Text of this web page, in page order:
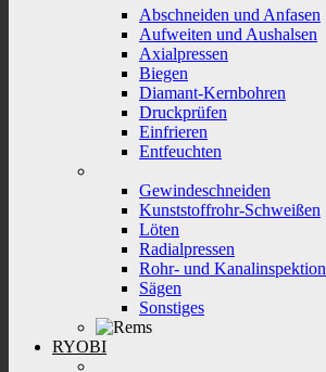
Abschneiden und Anfasen
Aufweiten und Aushalsen
Axialpressen
Biegen
Diamant-Kernbohren
Druckprüfen
Einfrieren
Entfeuchten
Gewindeschneiden
Kunststoffrohr-Schweißen
Löten
Radialpressen
Rohr- und Kanalinspektion
Sägen
Sonstiges
RYOBI